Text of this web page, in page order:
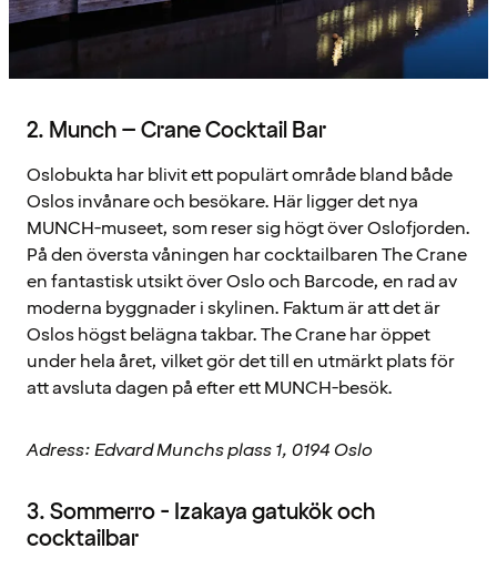
2. Munch – Crane Cocktail Bar
Oslobukta har blivit ett populärt område bland både
Oslos invånare och besökare. Här ligger det nya
MUNCH-museet, som reser sig högt över Oslofjorden.
På den översta våningen har cocktailbaren The Crane
en fantastisk utsikt över Oslo och Barcode, en rad av
moderna byggnader i skylinen. Faktum är att det är
Oslos högst belägna takbar. The Crane har öppet
under hela året, vilket gör det till en utmärkt plats för
att avsluta dagen på efter ett MUNCH-besök.
Adress: Edvard Munchs plass 1, 0194 Oslo
3. Sommerro - Izakaya gatukök och
cocktailbar